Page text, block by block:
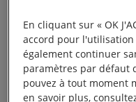
permet qu’aux
chiffrement de le
qu’une suite de
le chiffrement de
En cliquant sur « OK
accord pour l'utilisation
également continuer
paramètres par défaut
pouvez à tout moment
en savoir plus,